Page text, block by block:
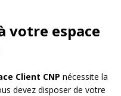
votre espace
Client CNP nécessite la
devez disposer de votre